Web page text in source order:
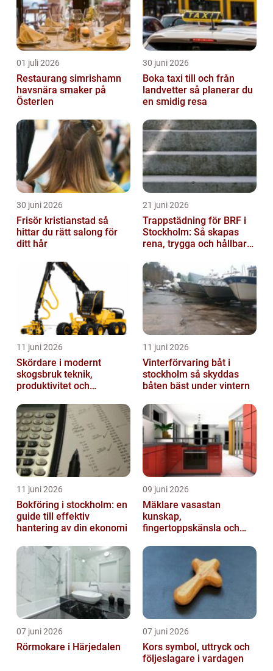
01 juli 2026
Restaurang simrishamn
havsnära smaker på
Österlen
30 juni 2026
Boka taxi till och från
landvetter så planerar du
en smidig resa
30 juni 2026
Frisör kristianstad så
hittar du rätt salong för
ditt hår
21 juni 2026
Trappstädning för BRF i
Stockholm: Så skapas
rena, trygga och hållbara
11 juni 2026
Skördare i modernt
skogsbruk teknik,
produktivitet och
11 juni 2026
Vinterförvaring båt i
stockholm så skyddas
båten bäst under vintern
11 juni 2026
Bokföring i stockholm: en
guide till effektiv
hantering av din ekonomi
09 juni 2026
Mäklare vasastan
kunskap,
fingertoppskänsla och
07 juni 2026
Rörmokare i Härjedalen
07 juni 2026
Kors symbol, uttryck och
följeslagare i vardagen